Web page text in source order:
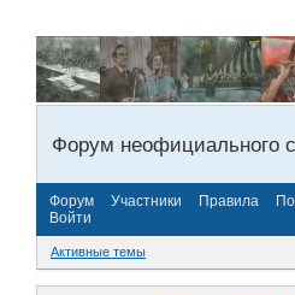
Форум неофициального
Форум Участники Правила
Войти
Активные темы